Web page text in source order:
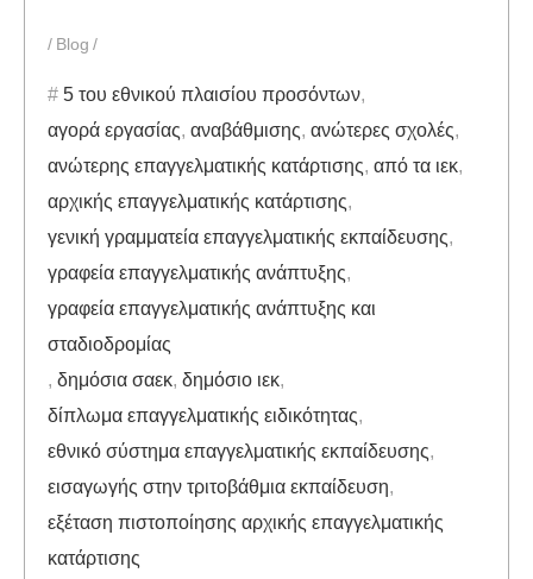
Blog
5 του εθνικού πλαισίου προσόντων,
αγορά εργασίας, αναβάθμισης, ανώτερες σχολές,
ανώτερης επαγγελματικής κατάρτισης, από τα ιεκ,
αρχικής επαγγελματικής κατάρτισης,
γενική γραμματεία επαγγελματικής εκπαίδευσης,
γραφεία επαγγελματικής ανάπτυξης,
γραφεία επαγγελματικής ανάπτυξης και
σταδιοδρομίας
, δημόσια σαεκ, δημόσιο ιεκ,
δίπλωμα επαγγελματικής ειδικότητας,
εθνικό σύστημα επαγγελματικής εκπαίδευσης,
εισαγωγής στην τριτοβάθμια εκπαίδευση,
εξέταση πιστοποίησης αρχικής επαγγελματικής
κατάρτισης